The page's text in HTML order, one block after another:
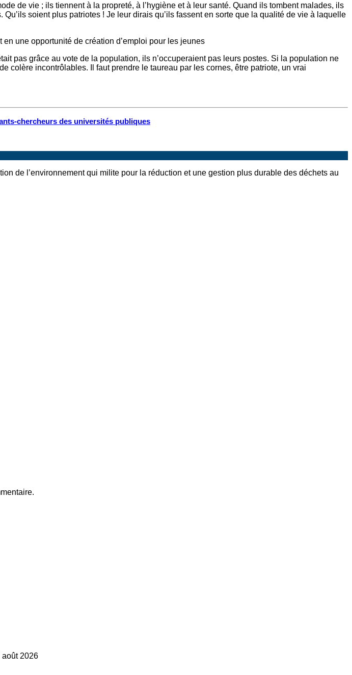
chercheurs des universités publiques
de vie ; ils tiennent à la propreté, à l’hygiène et à leur santé. Quand ils tombent malades, ils
soient plus patriotes ! Je leur dirais qu’ils fassent en sorte que la qualité de vie à laquelle
une opportunité de création d’emploi pour les jeunes
pas grâce au vote de la population, ils n’occuperaient pas leurs postes. Si la population ne
colère incontrôlables. Il faut prendre le taureau par les cornes, être patriote, un vrai
de l’environnement qui milite pour la réduction et une gestion plus durable des déchets au
août 2026